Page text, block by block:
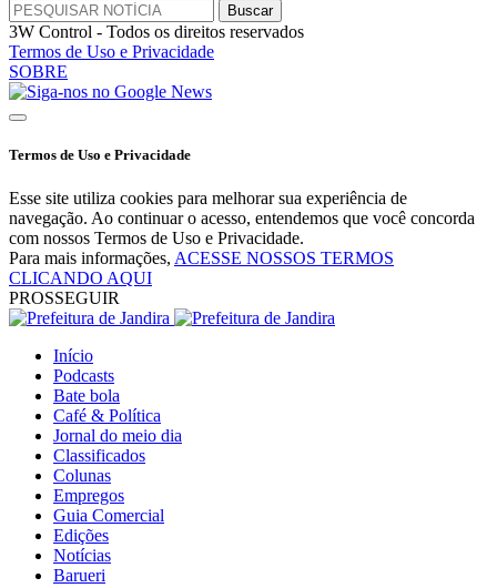
3W Control - Todos os direitos reservados
Termos de Uso e Privacidade
SOBRE
Termos de Uso e Privacidade
Esse site utiliza cookies para melhorar sua experiência de
navegação. Ao continuar o acesso, entendemos que você concorda
com nossos Termos de Uso e Privacidade.
Para mais informações, ACESSE NOSSOS TERMOS
CLICANDO AQUI
PROSSEGUIR
Início
Podcasts
Bate bola
Café & Política
Jornal do meio dia
Classificados
Colunas
Empregos
Guia Comercial
Edições
Notícias
Barueri